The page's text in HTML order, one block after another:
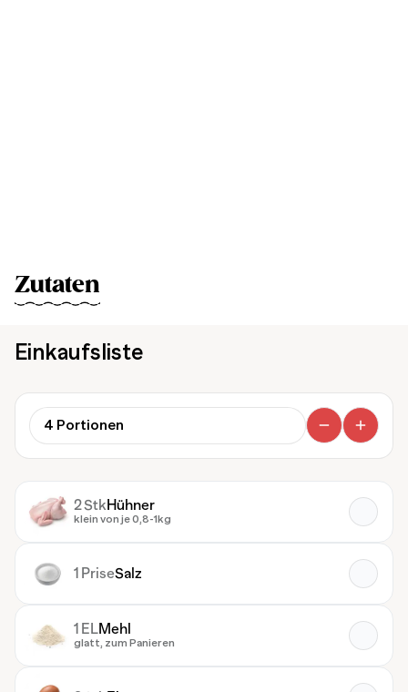
Zutaten